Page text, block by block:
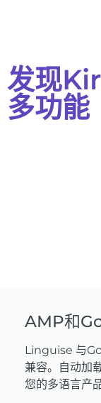
发现
多功能
AMP和
Linguise 与
兼容。自动加
您的多语言产